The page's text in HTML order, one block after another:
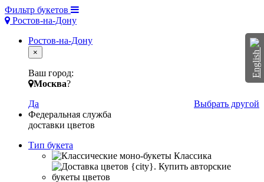
Фильтр букетов
Ростов-на-Дону
Ростов-на-Дону
×
Ваш город:
Москва?
Да
Выбрать другой
Федеральная служба
доставки цветов
Тип букета
Классика
English